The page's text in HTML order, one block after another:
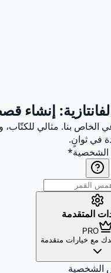
بنا. مثالي
في ثوانٍ.
*
المتقدمة
PRO
مع خيارات متقدمة
الشخصية